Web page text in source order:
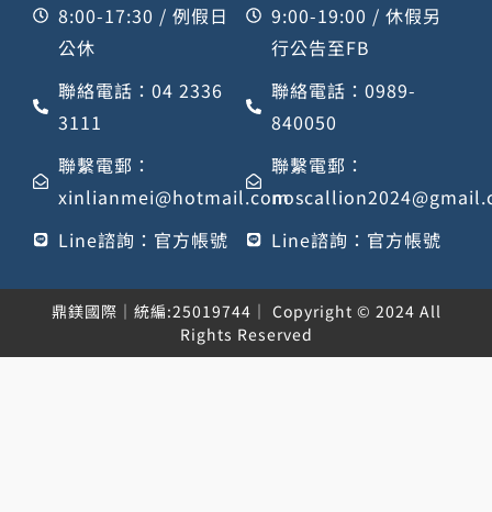
8:00-17:30 / 例假日
公休
聯絡電話：04 2336
3111
聯繫電郵：
xinlianmei@hotmail.com
Line諮詢：官方帳號
9:00-19:00 / 休假另
行公告至FB
聯絡電話：0989-
840050
聯繫電郵：
Line諮詢：官方帳號
鼎鎂國際｜統編:25019744｜ Copyright © 2024 All
Rights Reserved